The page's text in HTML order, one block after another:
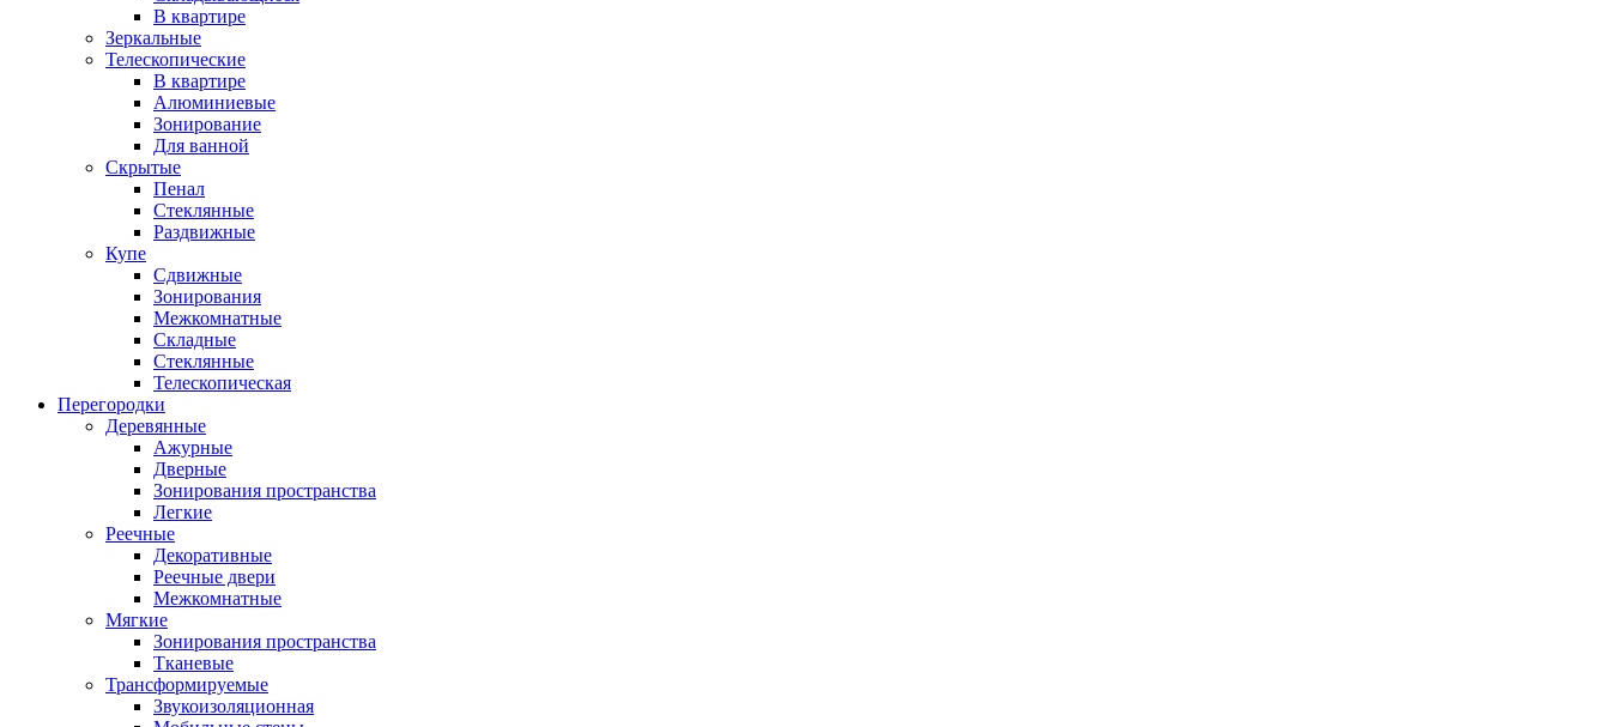
В квартире
Зеркальные
Телескопические
В квартире
Алюминиевые
Зонирование
Для ванной
Скрытые
Пенал
Стеклянные
Раздвижные
Купе
Сдвижные
Зонирования
Межкомнатные
Складные
Стеклянные
Телескопическая
Перегородки
Деревянные
Ажурные
Дверные
Зонирования пространства
Легкие
Реечные
Декоративные
Реечные двери
Межкомнатные
Мягкие
Зонирования пространства
Тканевые
Трансформируемые
Звукоизоляционная